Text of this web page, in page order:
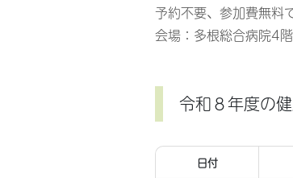
予約不要、参加費無料
会場：多根総合病院4
令和８年度の
日付